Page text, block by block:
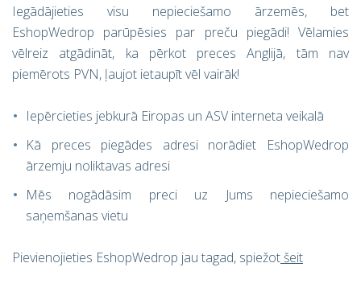
Iegādājieties visu nepieciešamo ārzemēs, bet
EshopWedrop parūpēsies par preču piegādi! Vēlamies
vēlreiz atgādināt, ka pērkot preces Anglijā, tām nav
piemērots PVN, ļaujot ietaupīt vēl vairāk!
Iepērcieties jebkurā Eiropas un ASV interneta veikalā
Kā preces piegādes adresi norādiet EshopWedrop
ārzemju noliktavas adresi
Mēs nogādāsim preci uz Jums nepieciešamo
saņemšanas vietu
Pievienojieties EshopWedrop jau tagad, spiežotšeit